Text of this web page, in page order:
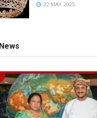
22 MAY 2025